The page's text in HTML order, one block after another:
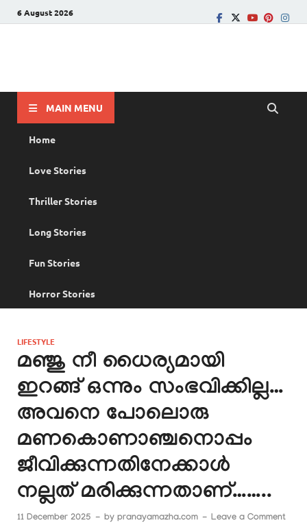
6 August 2026
MAIN MENU
Home
Love Stories
Thriller Stories
Long Stories
Fun Stories
Horror Stories
LIFESTYLE
മഞ്ജു നീ ധൈര്യമായി
ഇറങ്ങ് ഒന്നും സംഭവിക്കില്ല…
അവനെ പോലൊരു
മണകൊണാഞ്ചനൊപ്പം
ജീവിക്കുന്നതിനേക്കാൾ
നല്ലത് മരിക്കുന്നതാണ്……..
11 December 2025 - by pranayamazha.com - Leave a Comment